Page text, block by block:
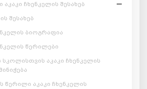
აკაკი ჩხენკელის შესახებ
შესახებ
ბიოგრაფია
წერილები
სკოლისთვის აკაკი ჩხენკელის
წერილი აკაკი ჩხენკელის